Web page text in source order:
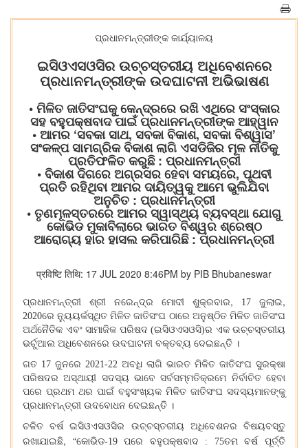
ପ୍ରଧାନମନ୍ତ୍ରୀଙ୍କ କାର୍ଯ୍ୟାଳୟ
ଇସିଓଏସଓସିର ଉଚ୍ଚସ୍ତରୀୟ ଅଧିବେଶନରେ
ପ୍ରଧାନମନ୍ତ୍ରୀଙ୍କ ଉଦଘାଟନୀ ଅଭିଭାଷଣ
• ମିଳିତ ଜାତିସଂଘକୁ କେନ୍ଦ୍ରରେ ରଖି ଏଥିରେ ସଂସ୍କାର
ସହ ବହୁପକ୍ଷବାଦ ପାଇଁ ପ୍ରଧାନମନ୍ତ୍ରୀଙ୍କ ଆହ୍ୱାନ
• ଆମର ‘ସବକା ସାଥ, ସବକା ବିକାଶ, ସବକା ବିଶ୍ୱାସ’
ସଂକଳ୍ପ ସାମଗ୍ରିକ ବିକାଶ ଲାଗି ଏସଡିଜିର ମୂଳ ନୀତିକୁ
ପ୍ରତିଫଳିତ କରୁଛି : ପ୍ରଧାନମନ୍ତ୍ରୀ
• ବିକାଶ ଦିଗରେ ଅଗ୍ରସର ହେବା ସମୟରେ, ପୃଥବୀ
ପ୍ରତି ରହିଥିବା ଆମର ଦାୟିତ୍ୱକୁ ଆମେ ଭୁଲିଯିବା
ଅନୁଚିତ : ପ୍ରଧାନମନ୍ତ୍ରୀ
• ତୃଣମୂଳସ୍ତରରେ ଆମର ସ୍ୱାସ୍ଥ୍ୟ ବ୍ୟବସ୍ଥା ଯୋଗୁ
କୋଭିଡ ମୁକାବିଲାରେ ଭାରତ ବିଶ୍ୱର ଶ୍ରେଷ୍ଠ
ଆରୋଗ୍ୟ ହାର ହାସଲ କରିପାରିଛି : ପ୍ରଧାନମନ୍ତ୍ରୀ
प्रविष्टि तिथि: 17 JUL 2020 8:46PM by PIB Bhubaneswar
ପ୍ରଧାନମନ୍ତ୍ରୀ ଶ୍ରୀ ନରେନ୍ଦ୍ର ମୋଦୀ ଶୁକ୍ରବାର, 17 ଜୁଲାଇ,
2020ରେ ନ୍ୟୁୟର୍କସ୍ଥିତ ମିଳିତ ଜାତିସଂଘ ଠାରେ ଅନୁଷ୍ଠିତ ମିଳିତ ଜାତିସଂଘ
ଅର୍ଥନୈତିକ ଏବଂ ସାମାଜିକ ପରିଷଦ (ଇସିଓଏସଓସି)ର ଏକ ଉଚ୍ଚସ୍ତରୀୟ
ଭର୍ଚୁଆଲ ଅଧିବେଶନରେ ଉଦଘାଟନୀ ବକ୍ତବ୍ୟ ଦେଇଛନ୍ତି ।
ଗତ 17 ଜୁନରେ 2021-22 ଅବଧି ଲାଗି ଭାରତ ମିଳିତ ଜାତିସଂଘ ସୁରକ୍ଷା
ପରିଷଦର ଅସ୍ଥାୟୀ ସଦସ୍ୟ ଭାବେ ସର୍ବସମ୍ମତିକ୍ରମେ ନିର୍ବାଚିତ ହେବା
ପରେ ପ୍ରଥମ ଥର ପାଇଁ ବହୁସଂଖ୍ୟକ ମିଳିତ ଜାତିସଂଘ ସଦସ୍ୟମାନଙ୍କୁ
ପ୍ରଧାନମନ୍ତ୍ରୀ ଉଦବୋଧନ ଦେଇଛନ୍ତି ।
ଚଳିତ ବର୍ଷ ଇସିଓଏସଓସିର ଉଚ୍ଚସ୍ତରୀୟ ଅଧିବେଶନର ବିଷୟବସ୍ତୁ
ରଖାଯାଇଛି, “କୋଭିଡ-19 ପରେ ବହୁପକ୍ଷବାଦ : 75ତମ ବର୍ଷ ପୂର୍ତ୍ତି